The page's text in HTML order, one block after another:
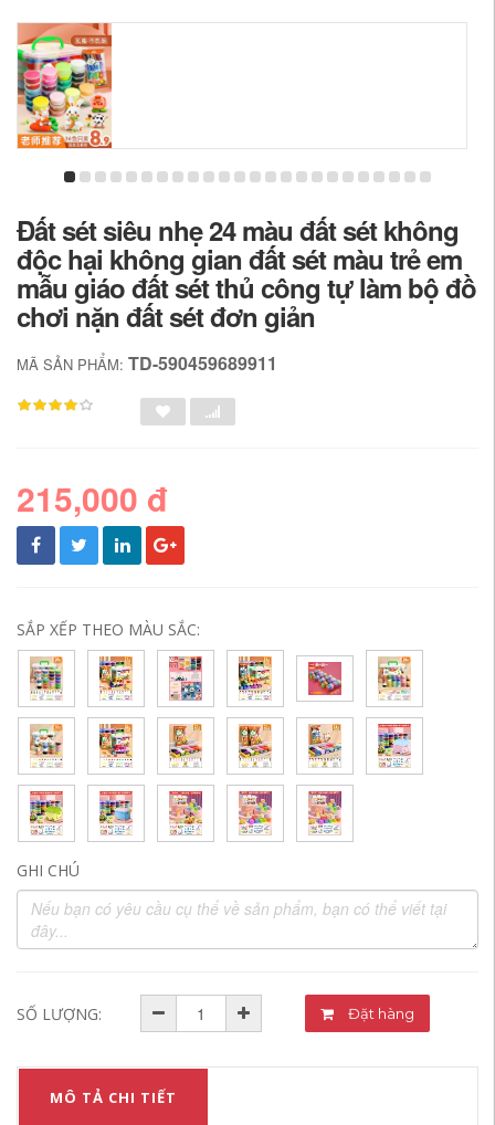
Đất sét siêu nhẹ 24 màu đất sét không
độc hại không gian đất sét màu trẻ em
mẫu giáo đất sét thủ công tự làm bộ đồ
chơi nặn đất sét đơn giản
MÃ SẢN PHẨM: TD-590459689911
215,000 đ
SẮP XẾP THEO MÀU SẮC:
GHI CHÚ
SỐ LƯỢNG: Đặt hàng
MÔ TẢ CHI TIẾT